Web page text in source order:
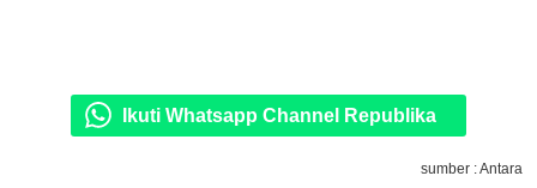
Ikuti Whatsapp Channel Republika
sumber : Antara